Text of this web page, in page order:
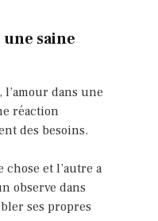
saine
dans une
réaction
des besoins.
chose et l’autre a
observe dans
ses propres